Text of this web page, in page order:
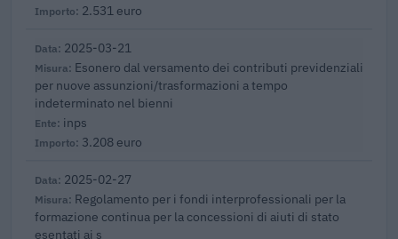
2.531 euro
2025-03-21
Esonero dal versamento dei contributi previdenziali
per nuove assunzioni/trasformazioni a tempo
indeterminato nel bienni
inps
3.208 euro
2025-02-27
Regolamento per i fondi interprofessionali per la
formazione continua per la concessioni di aiuti di stato
esentati ai s